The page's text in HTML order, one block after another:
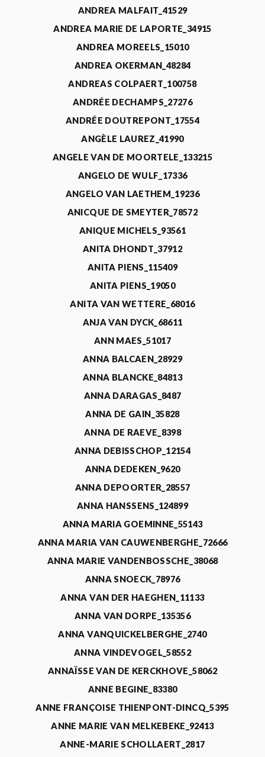
ANDREA MALFAIT_41529
ANDREA MARIE DE LAPORTE_34915
ANDREA MOREELS_15010
ANDREA OKERMAN_48284
ANDREAS COLPAERT_100758
ANDRÉE DECHAMPS_27276
ANDRÉE DOUTREPONT_17554
ANGÈLE LAUREZ_41990
ANGELE VAN DE MOORTELE_133215
ANGELO DE WULF_17336
ANGELO VAN LAETHEM_19236
ANICQUE DE SMEYTER_78572
ANIQUE MICHELS_93561
ANITA DHONDT_37912
ANITA PIENS_115409
ANITA PIENS_19050
ANITA VAN WETTERE_68016
ANJA VAN DYCK_68611
ANN MAES_51017
ANNA BALCAEN_28929
ANNA BLANCKE_84813
ANNA DARAGAS_8487
ANNA DE GAIN_35828
ANNA DE RAEVE_8398
ANNA DEBISSCHOP_12154
ANNA DEDEKEN_9620
ANNA DEPOORTER_28557
ANNA HANSSENS_124899
ANNA MARIA GOEMINNE_55143
ANNA MARIA VAN CAUWENBERGHE_72666
ANNA MARIE VANDENBOSSCHE_38068
ANNA SNOECK_78976
ANNA VAN DER HAEGHEN_11133
ANNA VAN DORPE_135356
ANNA VANQUICKELBERGHE_2740
ANNA VINDEVOGEL_58552
ANNAÏSSE VAN DE KERCKHOVE_58062
ANNE BEGINE_83380
ANNE FRANÇOISE THIENPONT-DINCQ_5395
ANNE MARIE VAN MELKEBEKE_92413
ANNE-MARIE SCHOLLAERT_2817